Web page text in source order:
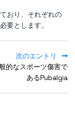
おり、それぞれの
要とします。
次のエントリ
的なスポーツ傷害で
あるPubalgia